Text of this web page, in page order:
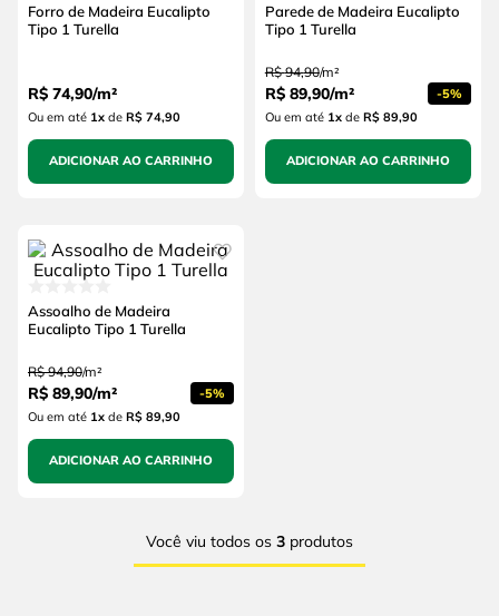
Forro de Madeira Eucalipto
Tipo 1 Turella
R$ 74,90/m²
Ou em até 1xde R$ 74,90
ADICIONAR AO CARRINHO
Parede de Madeira Eucalipto
Tipo 1 Turella
R$ 94,90/m²
R$ 89,90/m² -5%
Ou em até 1xde R$ 89,90
ADICIONAR AO CARRINHO
Assoalho de Madeira
Eucalipto Tipo 1 Turella
R$ 94,90/m²
R$ 89,90/m² -5%
Ou em até 1xde R$ 89,90
ADICIONAR AO CARRINHO
Você viu todos os 3 produtos